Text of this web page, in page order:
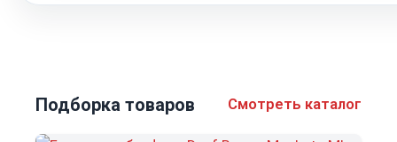
Подборка товаров Смотреть каталог